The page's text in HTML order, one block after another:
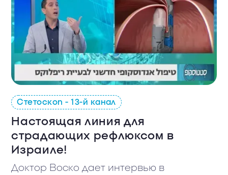
Стетоскоп - 13-й канал
Настоящая линия для
страдающих рефлюксом в
Израиле!
Доктор Воско дает интервью в